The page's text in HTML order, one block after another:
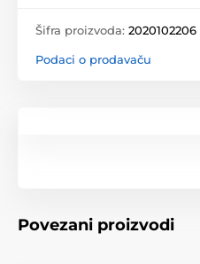
Šifra proizvoda: 2020102206
Podaci o prodavaču
Povezani proizvodi